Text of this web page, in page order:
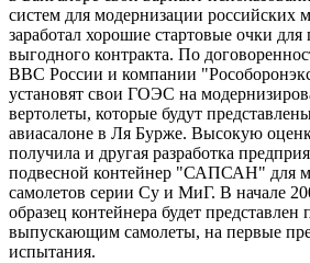
систем для модернизации
заработал хорошие стартовые очки для
выгодного контракта. По
ВВС России и компании
установят свои ГОЭС на
вертолеты, которые будут
авиасалоне в Ля Бурже. Высокую
получила и другая разработка
подвесной контейнер "САПСАН" для
самолетов серии Су и МиГ. В начале
образец контейнера будет представлен
выпускающим самолеты, на первые
испытания.